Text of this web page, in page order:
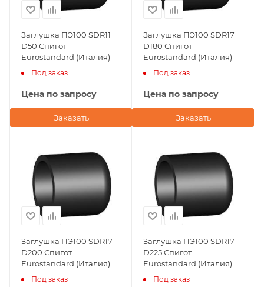
Заглушка ПЭ100 SDR11
D50 Спигот
Eurostandard (Италия)
Под заказ
Цена по запросу
Заказать
Заглушка ПЭ100 SDR17
D180 Спигот
Eurostandard (Италия)
Под заказ
Цена по запросу
Заказать
Заглушка ПЭ100 SDR17
D200 Спигот
Eurostandard (Италия)
Под заказ
Заглушка ПЭ100 SDR17
D225 Спигот
Eurostandard (Италия)
Под заказ